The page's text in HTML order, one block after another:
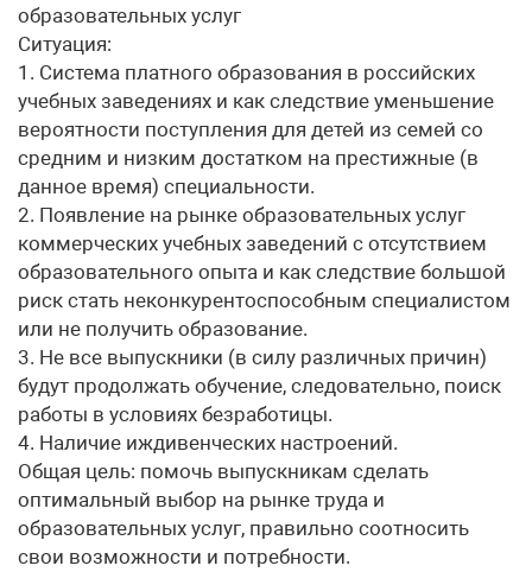
образовательных услуг
Ситуация:
1. Система платного образования в российских
учебных заведениях и как следствие уменьшение
вероятности поступления для детей из семей со
средним и низким достатком на престижные (в
данное время) специальности.
2. Появление на рынке образовательных услуг
коммерческих учебных заведений с отсутствием
образовательного опыта и как следствие большой
риск стать неконкурентоспособным специалистом
или не получить образование.
3. Не все выпускники (в силу различных причин)
будут продолжать обучение, следовательно, поиск
работы в условиях безработицы.
4. Наличие иждивенческих настроений.
Общая цель: помочь выпускникам сделать
оптимальный выбор на рынке труда и
образовательных услуг, правильно соотносить
свои возможности и потребности.